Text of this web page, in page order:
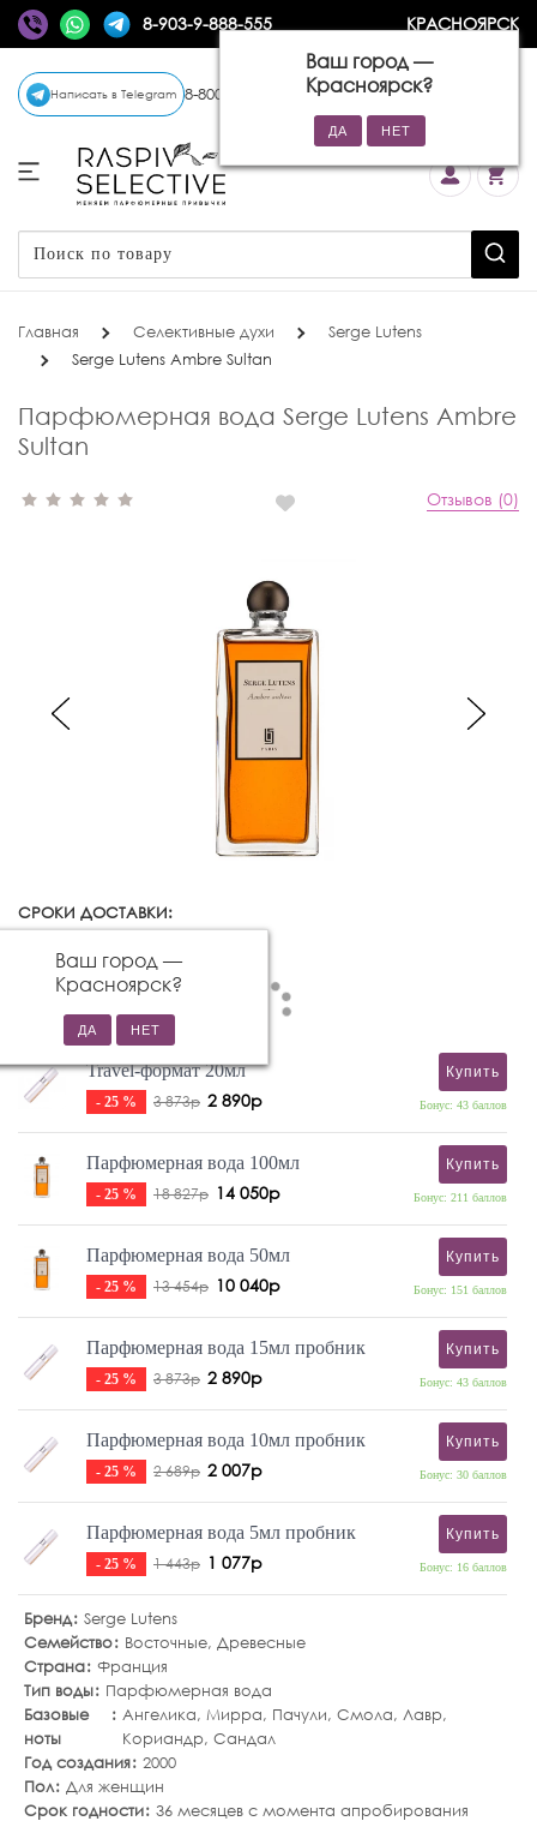
8-903-9-888-555 КРАСНОЯРСК
Ваш город —
Красноярск?
Написать в Telegram 8-800-770-72-34 (бесплатно)
Главная Селективные духи
Serge Lutens
Serge Lutens Ambre Sultan
Парфюмерная вода Serge Lutens Ambre
Sultan
Отзывов (0)
СРОКИ ДОСТАВКИ:
Ваш город —
Красноярск?
Travel-формат 20мл
- 25 % 3 873р 2 890р
Купить
Бонус: 43 баллов
Парфюмерная вода 100мл
- 25 % 18 827р 14 050р
Купить
Бонус: 211 баллов
Парфюмерная вода 50мл
- 25 % 13 454р 10 040р
Купить
Бонус: 151 баллов
Парфюмерная вода 15мл пробник
- 25 % 3 873р 2 890р
Купить
Бонус: 43 баллов
Парфюмерная вода 10мл пробник
- 25 % 2 689р 2 007р
Купить
Бонус: 30 баллов
Парфюмерная вода 5мл пробник
- 25 % 1 443р 1 077р
Купить
Бонус: 16 баллов
Бренд Serge Lutens
Семейство
Восточные, Древесные
Страна Франция
Тип воды
Парфюмерная вода
Базовые
ноты
Ангелика,Мирра, Пачули,Смола,Лавр,
Кориандр,Сандал
Год создания 2000
Пол Для женщин
Срок годности 36 месяцев с момента апробирования